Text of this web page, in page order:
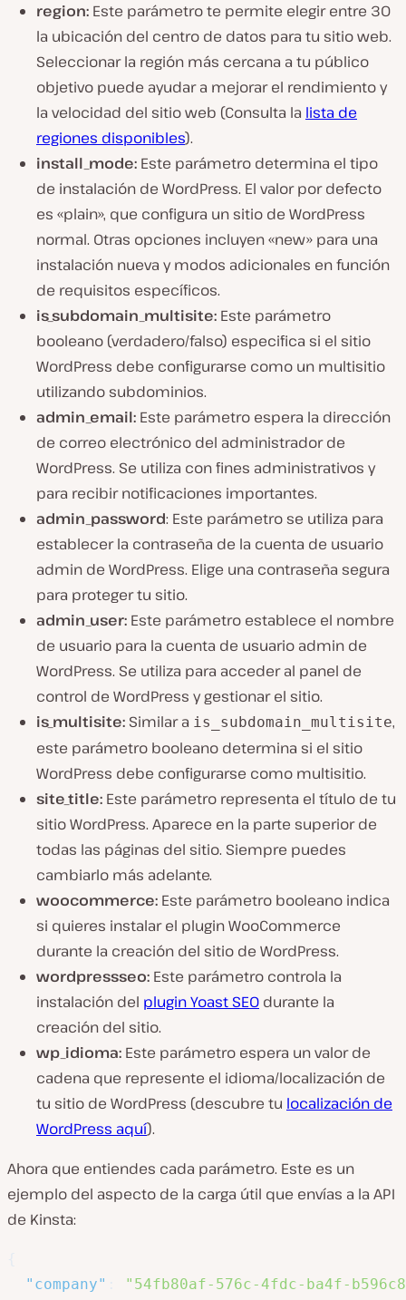
region: Este parámetro te permite elegir entre 30
la ubicación del centro de datos para tu sitio web.
Seleccionar la región más cercana a tu público
objetivo puede ayudar a mejorar el rendimiento y
la velocidad del sitio web (Consulta la lista de
regiones disponibles).
install_mode: Este parámetro determina el tipo
de instalación de WordPress. El valor por defecto
es «plain», que configura un sitio de WordPress
normal. Otras opciones incluyen «new» para una
instalación nueva y modos adicionales en función
de requisitos específicos.
is_subdomain_multisite: Este parámetro
booleano (verdadero/falso) especifica si el sitio
WordPress debe configurarse como un multisitio
utilizando subdominios.
admin_email: Este parámetro espera la dirección
de correo electrónico del administrador de
WordPress. Se utiliza con fines administrativos y
para recibir notificaciones importantes.
admin_password: Este parámetro se utiliza para
establecer la contraseña de la cuenta de usuario
admin de WordPress. Elige una contraseña segura
para proteger tu sitio.
admin_user: Este parámetro establece el nombre
de usuario para la cuenta de usuario admin de
WordPress. Se utiliza para acceder al panel de
control de WordPress y gestionar el sitio.
is_multisite: Similar a is_subdomain_multisite,
este parámetro booleano determina si el sitio
WordPress debe configurarse como multisitio.
site_title: Este parámetro representa el título de tu
sitio WordPress. Aparece en la parte superior de
todas las páginas del sitio. Siempre puedes
cambiarlo más adelante.
woocommerce: Este parámetro booleano indica
si quieres instalar el plugin WooCommerce
durante la creación del sitio de WordPress.
wordpressseo: Este parámetro controla la
instalación del plugin Yoast SEO durante la
creación del sitio.
wp_idioma: Este parámetro espera un valor de
cadena que represente el idioma/localización de
tu sitio de WordPress (descubre tu localización de
WordPress aquí).
Ahora que entiendes cada parámetro. Este es un
ejemplo del aspecto de la carga útil que envías a la API
de Kinsta:
"company"
"54fb80af-576c-4fdc-ba4f-